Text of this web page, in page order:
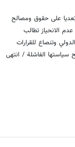
تعديا على حقوق ومصالح
الانحياز تطالب
وتنصاع للقرارات
سياستها الفاشلة / انتهى